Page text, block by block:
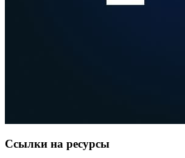
Ссылки на ресурсы